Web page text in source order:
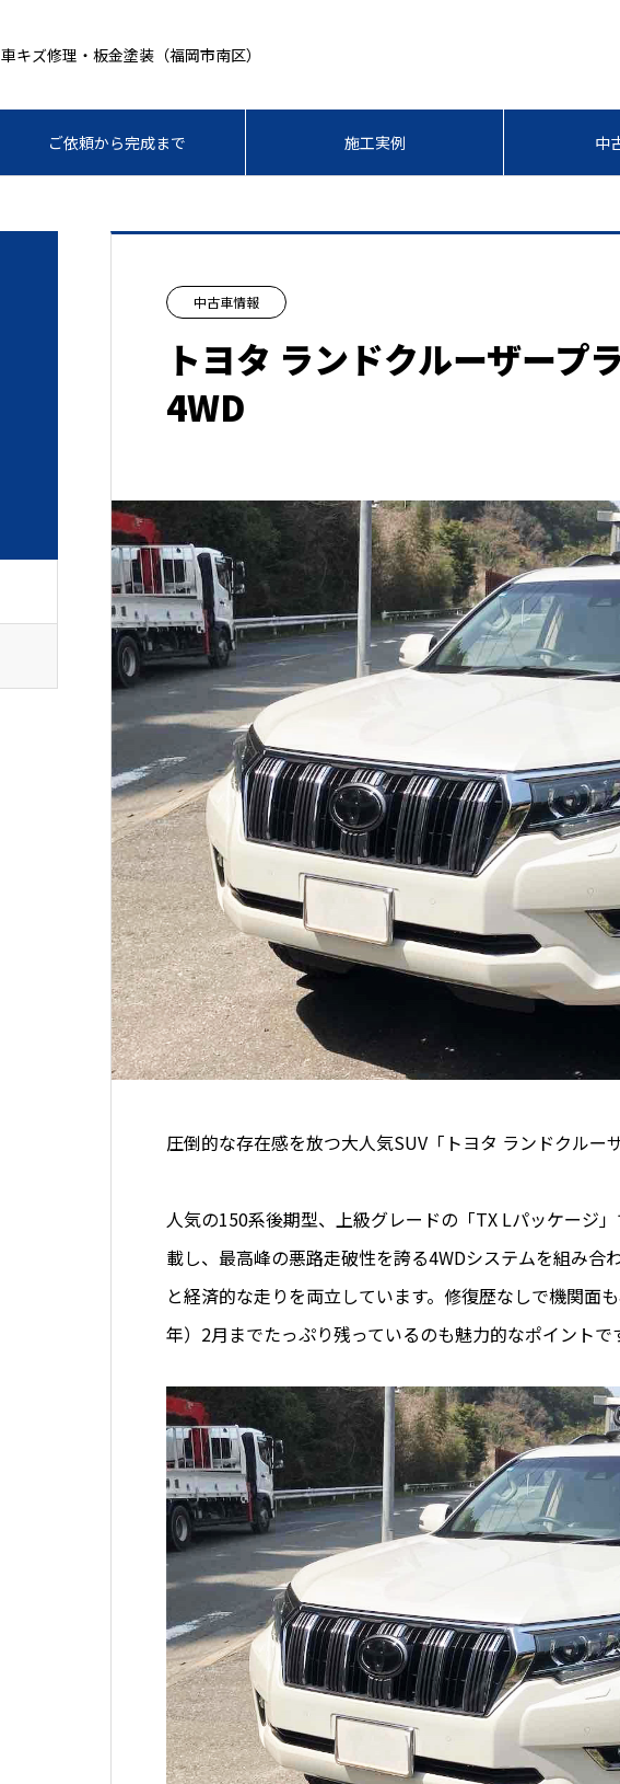
車キズ修理・板金塗装（福岡市南区）
ご依頼から完成まで 施工実例 中
中古車情報
トヨタ ランドクルーザープ
4WD
圧倒的な存在感を放つ大人気SUV「トヨタ ランドクル
人気の150系後期型、上級グレードの「TX Lパッケージ
載し、最高峰の悪路走破性を誇る4WDシステムを組み合
と経済的な走りを両立しています。修復歴なしで機関面
年）2月までたっぷり残っているのも魅力的なポイントで